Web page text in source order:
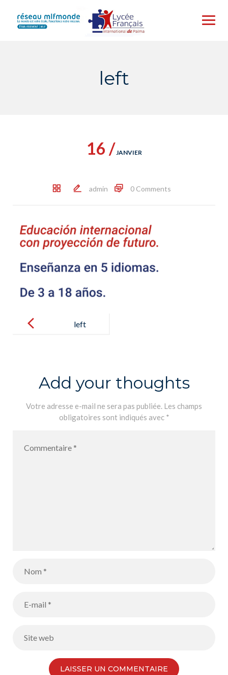
content
left
16 /JANVIER
admin 0 Comments
navigation
left
Add your thoughts
Votre adresse e-mail ne sera pas publiée. Les champs
obligatoires sont indiqués avec *